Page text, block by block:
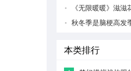
《无限暖暖》滋
秋冬季是脑梗高发
本类排行